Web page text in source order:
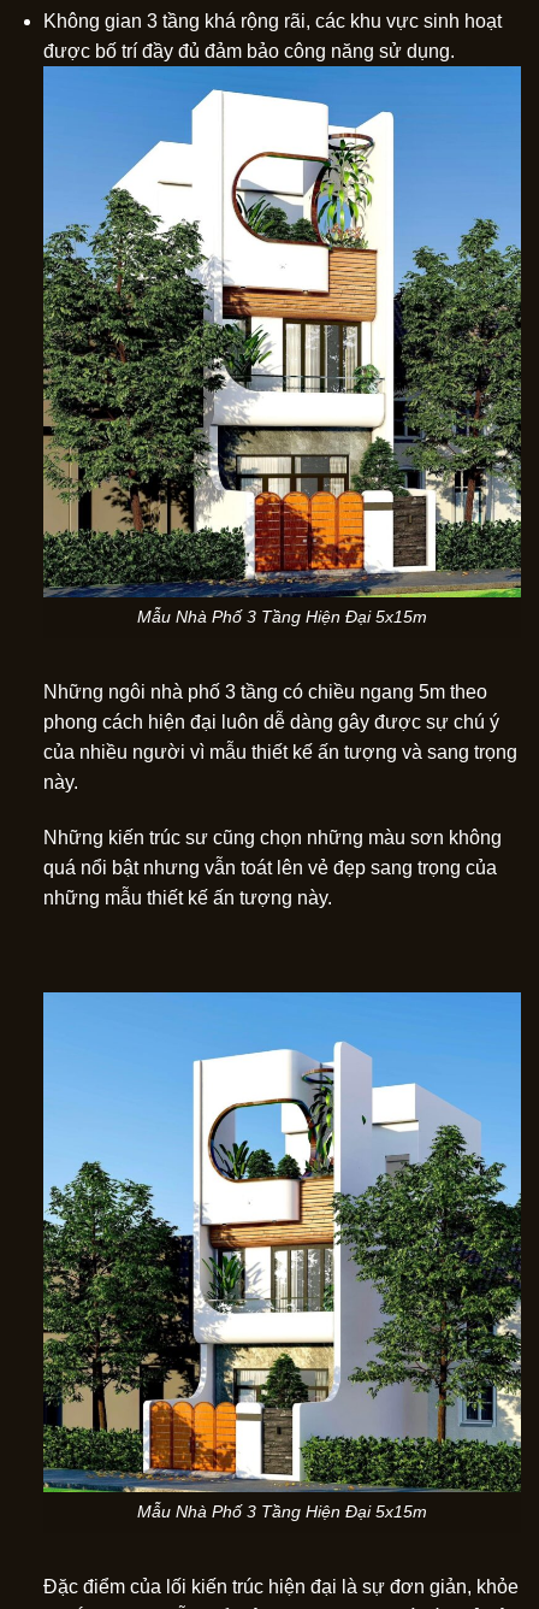
Không gian 3 tầng khá rộng rãi, các khu vực sinh hoạt
được bố trí đầy đủ đảm bảo công năng sử dụng.
Mẫu Nhà Phố 3 Tầng Hiện Đại 5x15m
Những ngôi nhà phố 3 tầng có chiều ngang 5m theo
phong cách hiện đại luôn dễ dàng gây được sự chú ý
của nhiều người vì mẫu thiết kế ấn tượng và sang trọng
này.
Những kiến trúc sư cũng chọn những màu sơn không
quá nổi bật nhưng vẫn toát lên vẻ đẹp sang trọng của
những mẫu thiết kế ấn tượng này.
Mẫu Nhà Phố 3 Tầng Hiện Đại 5x15m
Đặc điểm của lối kiến trúc hiện đại là sự đơn giản, khỏe